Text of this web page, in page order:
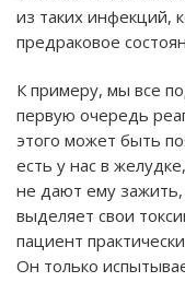
из таких инфекций,
предраковое
К примеру, мы все
первую очередь
этого может быть
есть у нас в
не дают ему
выделяет свои
пациент
Он только